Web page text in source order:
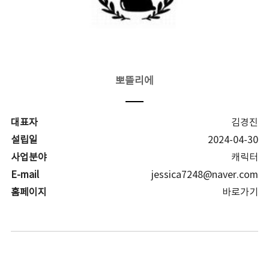
뽀뜰리에
대표자
김경진
설립일
2024-04-30
사업분야
캐릭터
E-mail
jessica7248@naver.com
홈페이지
바로가기